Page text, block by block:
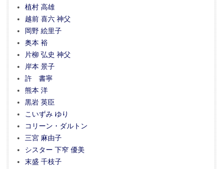
植村 高雄
越前 喜六 神父
岡野 絵里子
奥本 裕
片柳 弘史 神父
岸本 景子
許 書寧
熊本 洋
黒岩 英臣
こいずみ ゆり
コリーン・ダルトン
三宮 麻由子
シスター 下窄 優美
末盛 千枝子